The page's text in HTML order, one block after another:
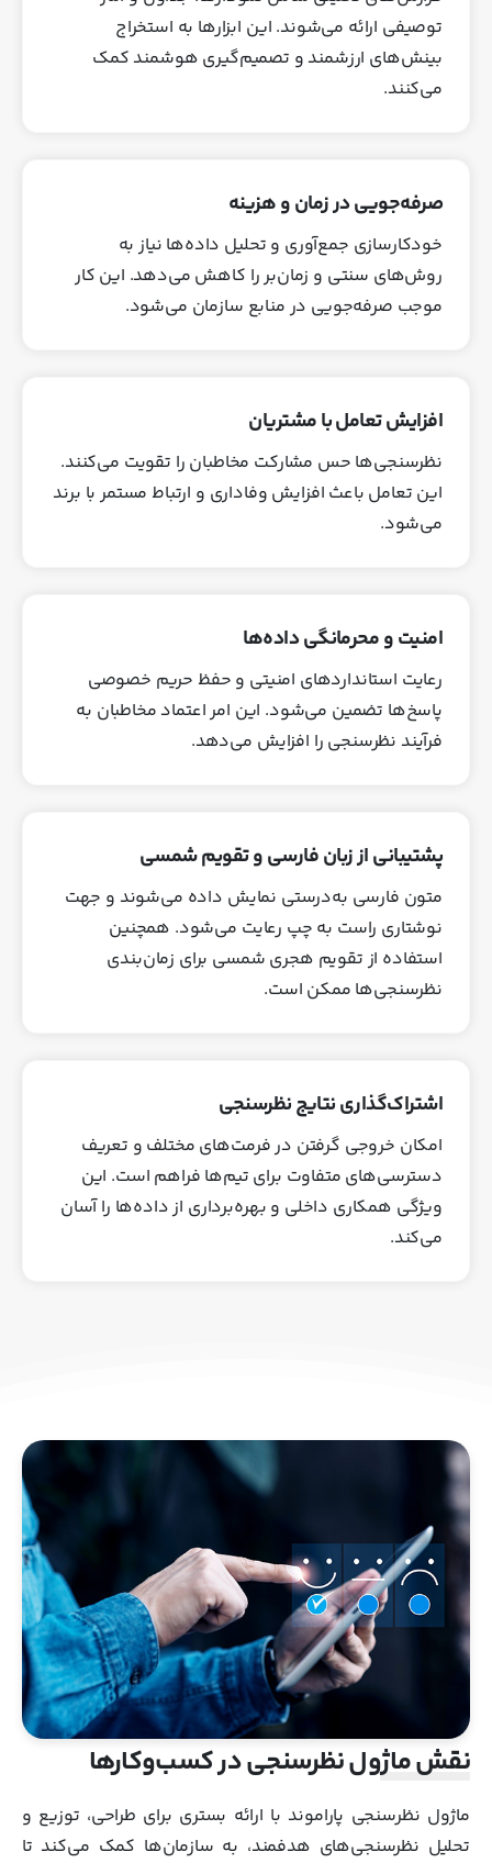
توصیفی ارائه می‌شوند. این ابزارها به استخراج
بینش‌های ارزشمند و تصمیم‌گیری هوشمند کمک
می‌کنند.
صرفه‌جویی در زمان و هزینه
خودکارسازی جمع‌آوری و تحلیل داده‌ها نیاز به
روش‌های سنتی و زمان‌بر را کاهش می‌دهد. این کار
موجب صرفه‌جویی در منابع سازمان می‌شود.
افزایش تعامل با مشتریان
نظرسنجی‌ها حس مشارکت مخاطبان را تقویت می‌کنند.
این تعامل باعث افزایش وفاداری و ارتباط مستمر با برند
می‌شود.
امنیت و محرمانگی داده‌ها
رعایت استانداردهای امنیتی و حفظ حریم خصوصی
پاسخ‌ها تضمین می‌شود. این امر اعتماد مخاطبان به
فرآیند نظرسنجی را افزایش می‌دهد.
پشتیبانی از زبان فارسی و تقویم شمسی
متون فارسی به‌درستی نمایش داده می‌شوند و جهت
نوشتاری راست به چپ رعایت می‌شود. همچنین
استفاده از تقویم هجری شمسی برای زمان‌بندی
نظرسنجی‌ها ممکن است.
اشتراک‌گذاری نتایج نظرسنجی
امکان خروجی گرفتن در فرمت‌های مختلف و تعریف
دسترسی‌های متفاوت برای تیم‌ها فراهم است. این
ویژگی همکاری داخلی و بهره‌برداری از داده‌ها را آسان
می‌کند.
نقش ماژول نظرسنجی در کسب‌وکارها
ماژول نظرسنجی پاراموند با ارائه بستری برای طراحی، توزیع و
تحلیل نظرسنجی‌های هدفمند، به سازمان‌ها کمک می‌کند تا